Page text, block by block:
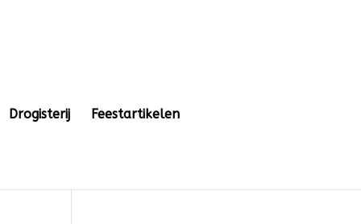
Drogisterij Feestartikelen